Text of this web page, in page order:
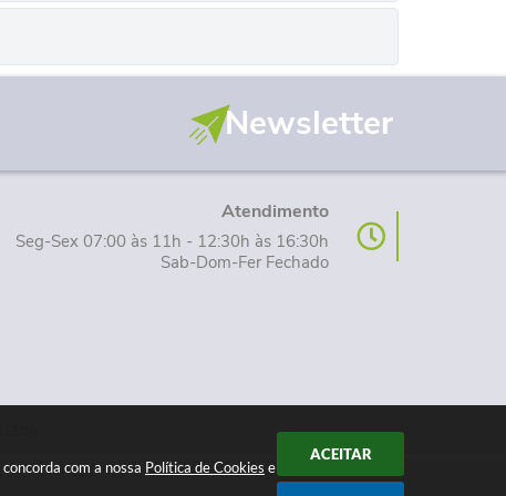
com a nossa Política de Cookies e
ACEITAR
Newsletter
Atendimento
Seg-Sex 07:00 às 11h - 12:30h às 16:30h
Sab-Dom-Fer Fechado